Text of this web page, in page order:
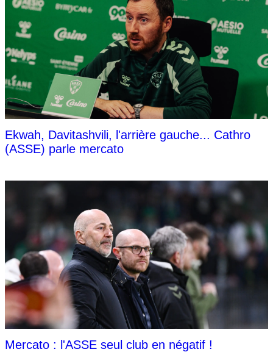
Ekwah, Davitashvili, l'arrière gauche... Cathro
(ASSE) parle mercato
Mercato : l'ASSE seul club en négatif !